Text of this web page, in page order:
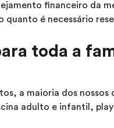
financeiro da
quanto é necessário
toda a
a maioria dos
adulto e infantil,